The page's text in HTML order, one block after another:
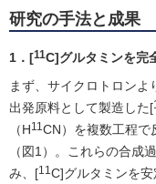
研究の手法と成果
1．[11C]グルタミンを完
まず、サイクロトロンよ
出発原料として製造した[
（H11CN）を複数工程で
（図1）。これらの合成
み、[11C]グルタミンを